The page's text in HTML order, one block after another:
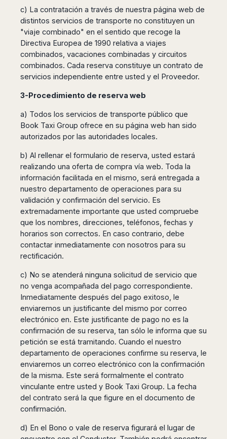
c) La contratación a través de nuestra página web de
distintos servicios de transporte no constituyen un
"viaje combinado" en el sentido que recoge la
Directiva Europea de 1990 relativa a viajes
combinados, vacaciones combinadas y circuitos
combinados. Cada reserva constituye un contrato de
servicios independiente entre usted y el Proveedor.
3-Procedimiento de reserva web
a) Todos los servicios de transporte público que
Book Taxi Group ofrece en su página web han sido
autorizados por las autoridades locales.
b) Al rellenar el formulario de reserva, usted estará
realizando una oferta de compra vía web. Toda la
información facilitada en el mismo, será entregada a
nuestro departamento de operaciones para su
validación y confirmación del servicio. Es
extremadamente importante que usted compruebe
que los nombres, direcciones, teléfonos, fechas y
horarios son correctos. En caso contrario, debe
contactar inmediatamente con nosotros para su
rectificación.
c) No se atenderá ninguna solicitud de servicio que
no venga acompañada del pago correspondiente.
Inmediatamente después del pago exitoso, le
enviaremos un justificante del mismo por correo
electrónico en. Este justificante de pago no es la
confirmación de su reserva, tan sólo le informa que su
petición se está tramitando. Cuando el nuestro
departamento de operaciones confirme su reserva, le
enviaremos un correo electrónico con la confirmación
de la misma. Este será formalmente el contrato
vinculante entre usted y Book Taxi Group. La fecha
del contrato será la que figure en el documento de
confirmación.
d) En el Bono o vale de reserva figurará el lugar de